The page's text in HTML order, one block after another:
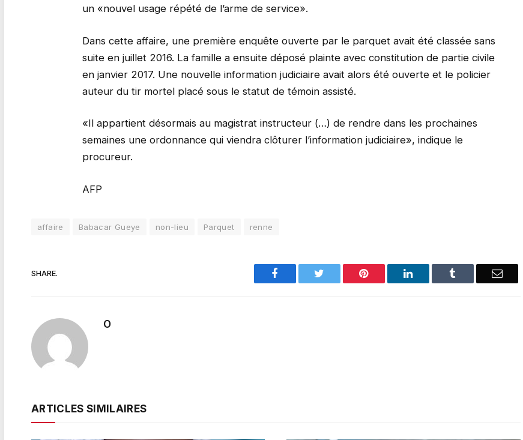
un «nouvel usage répété de l’arme de service».
Dans cette affaire, une première enquête ouverte par le parquet avait été classée sans
suite en juillet 2016. La famille a ensuite déposé plainte avec constitution de partie civile
en janvier 2017. Une nouvelle information judiciaire avait alors été ouverte et le policier
auteur du tir mortel placé sous le statut de témoin assisté.
«Il appartient désormais au magistrat instructeur (…) de rendre dans les prochaines
semaines une ordonnance qui viendra clôturer l’information judiciaire», indique le
procureur.
AFP
affaire Babacar Gueye non-lieu Parquet renne
SHARE. Facebook Pinterest LinkedIn Email
O
ARTICLES SIMILAIRES